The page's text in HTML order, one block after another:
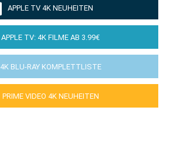
APPLE TV 4K NEUHEITEN
APPLE TV: 4K FILME AB 3.99€
4K BLU-RAY KOMPLETTLISTE
PRIME VIDEO 4K NEUHEITEN